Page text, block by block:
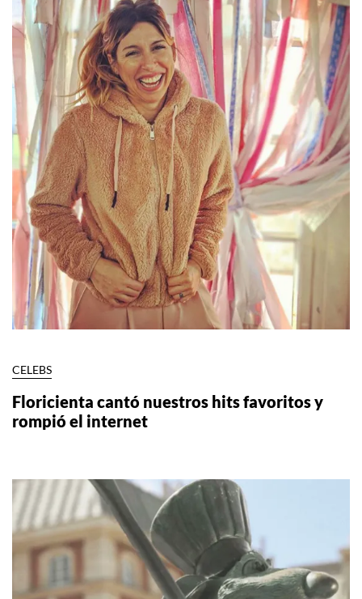
CELEBS
Floricienta cantó nuestros hits favoritos y
rompió el internet